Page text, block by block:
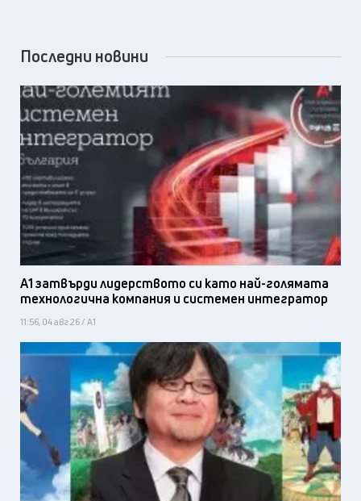
Последни новини
А1 затвърди лидерството си като най-голямата
технологична компания и системен интегратор
11:56, 04 авг 26 / А1